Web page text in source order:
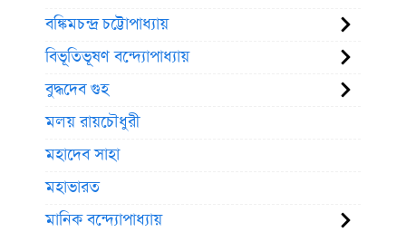
বঙ্কিমচন্দ্র চট্টোপাধ্যায়
বিভূতিভূষণ বন্দ্যোপাধ্যায়
বুদ্ধদেব গুহ
মলয় রায়চৌধুরী
মহাদেব সাহা
মহাভারত
মানিক বন্দ্যোপাধ্যায়